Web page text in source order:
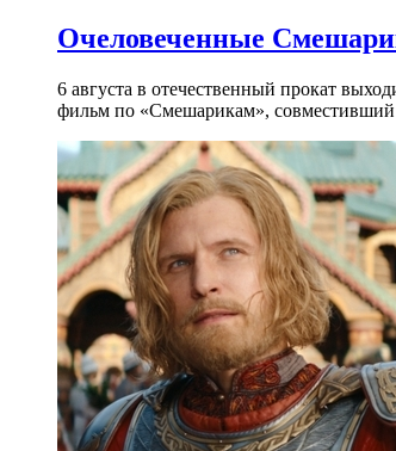
Очеловеченные
6 августа в отечественный прокат
фильм по «Смешарикам»,